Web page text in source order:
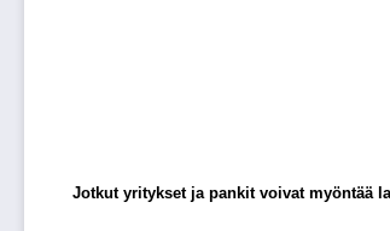
Jotkut yritykset ja pankit voivat myöntää